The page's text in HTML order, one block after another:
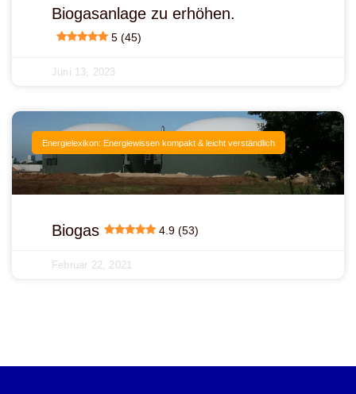
Biogasanlage zu erhöhen.
5 (45)
Juni 13, 2023
Energielexikon: Energiewissen kompakt & leicht verständlich
Biogas 4.9 (53)
Februar 22, 2021